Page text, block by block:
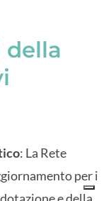
della
: La Rete
per i